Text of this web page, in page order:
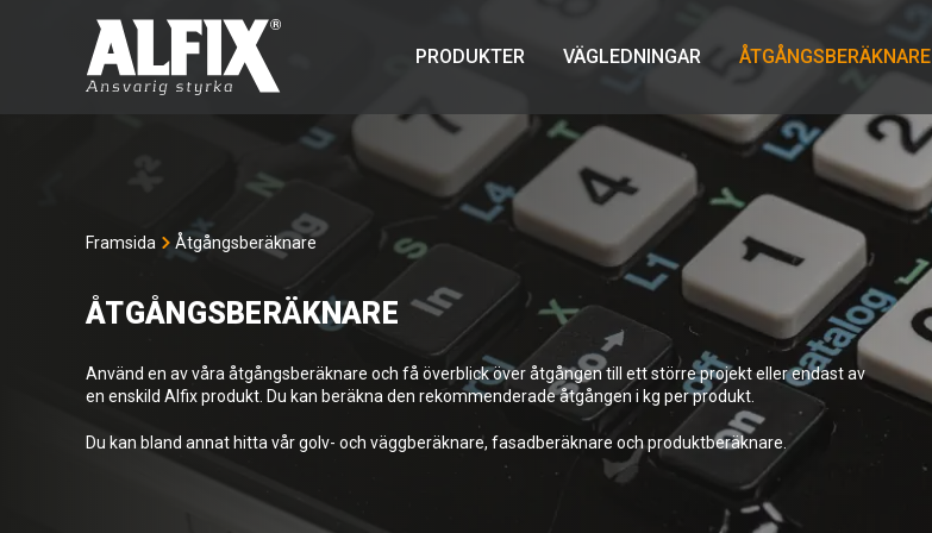
PRODUKTER VÄGLEDNINGAR ÅTGÅNGSBERÄKNARE
Framsida Åtgångsberäknare
ÅTGÅNGSBERÄKNARE
Använd en av våra åtgångsberäknare och få överblick över åtgången till ett större projekt eller endast av
en enskild Alfix produkt. Du kan beräkna den rekommenderade åtgången i kg per produkt.
Du kan bland annat hitta vår golv- och väggberäknare, fasadberäknare och produktberäknare.